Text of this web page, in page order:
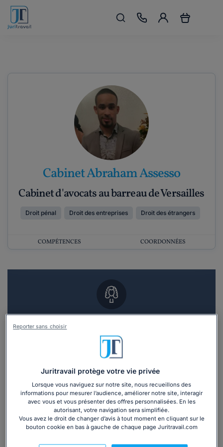
Cabinet Abraham Assesso
Cabinet d'avocats au barreau de Versailles
Droit pénal Droit des entreprises Droit des étrangers
COMPÉTENCES COORDONNÉES
Vous souhaitez un RDV en cabinet avec un
avocat ?
Recevoir des devis d'avocats
3 devis en 48h
Juritravail protège votre vie privée
Lorsque vous naviguez sur notre site, nous recueillons des
informations pour mesurer l’audience, améliorer notre site, interagir
avec vous et vous présenter des offres personnalisées. En les
autorisant, votre navigation sera simplifiée.
Vous avez le droit de changer d’avis à tout moment en cliquant sur le
bouton cookie en bas à gauche de chaque page Juritravail.com
Reporter sans choisir